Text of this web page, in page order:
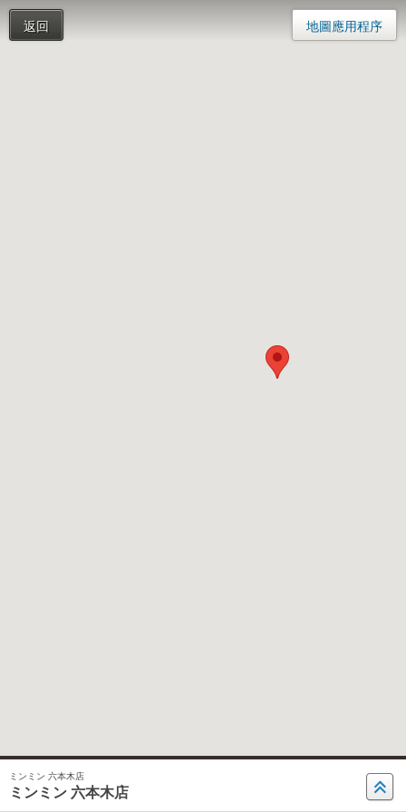
返回 地圖應用程序
ミンミン 六本木店
ミンミン 六本木店